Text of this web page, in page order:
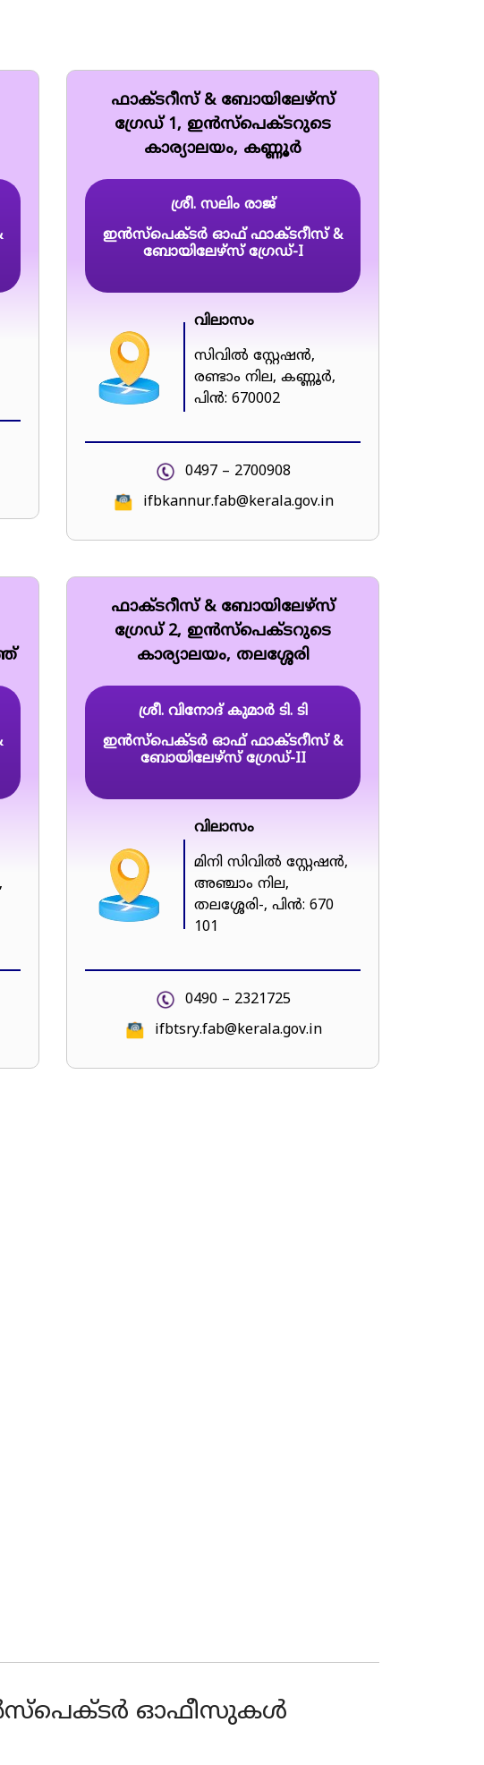
ഫാക്ടറീസ് & ബോയിലേഴ്സ്
ഗ്രേഡ് 1, ഇൻസ്‌പെക്ടറുടെ
കാര്യാലയം, കണ്ണൂർ
ശ്രീ. സലിം രാജ്
ഇൻസ്പെക്ടർ ഓഫ് ഫാക്ടറീസ് &
ബോയിലേഴ്സ് ഗ്രേഡ്-I
വിലാസം
സിവിൽ സ്റ്റേഷൻ,
രണ്ടാം നില, കണ്ണൂർ,
പിൻ: 670002
0497 – 2700908
ifbkannur.fab@kerala.gov.in
ഫാക്ടറീസ് & ബോയിലേഴ്സ്
ഗ്രേഡ് 2, ഇൻസ്‌പെക്ടറുടെ
കാര്യാലയം, തലശ്ശേരി
ശ്രീ. വിനോദ് കുമാർ ടി. ടി
ഇൻസ്പെക്ടർ ഓഫ് ഫാക്ടറീസ് &
ബോയിലേഴ്സ് ഗ്രേഡ്-II
വിലാസം
മിനി സിവിൽ സ്റ്റേഷൻ,
അഞ്ചാം നില,
തലശ്ശേരി-, പിൻ: 670
101
0490 – 2321725
ifbtsry.fab@kerala.gov.in
ഓഫീസുകൾ